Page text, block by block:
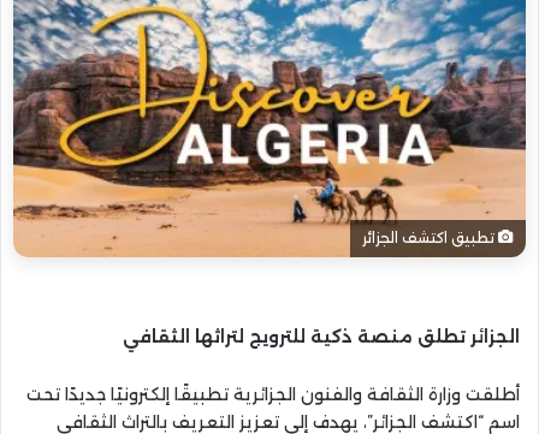
تطبيق اكتشف الجزائر
الجزائر تطلق منصة ذكية للترويج لتراثها الثقافي
أطلقت وزارة الثقافة والفنون الجزائرية تطبيقًا إلكترونيًا جديدًا تحت
اسم “اكتشف الجزائر”، يهدف إلى تعزيز التعريف بالتراث الثقافي